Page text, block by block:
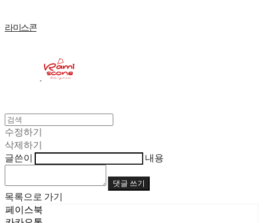
라미스콘
수정하기
삭제하기
글쓴이
내용
댓글 쓰기
목록으로 가기
페이스북